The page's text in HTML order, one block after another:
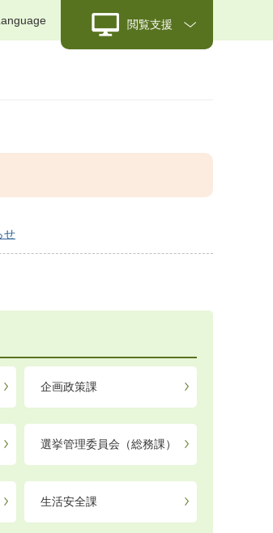
閲覧支援
せ
企画政策課
選挙管理委員会（総務課）
生活安全課